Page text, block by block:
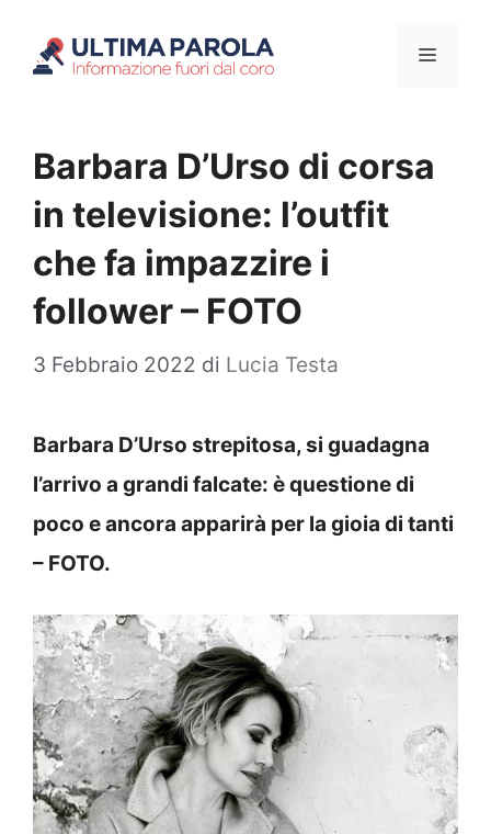
Menu
Barbara D’Urso di corsa
in televisione: l’outfit
che fa impazzire i
follower – FOTO
3 Febbraio 2022 di Lucia Testa
Barbara D’Urso strepitosa, si guadagna
l’arrivo a grandi falcate: è questione di
poco e ancora apparirà per la gioia di tanti
– FOTO.